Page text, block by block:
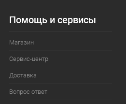
Помощь и сервисы
Магазин
Сервис-центр
Доставка
Вопрос ответ